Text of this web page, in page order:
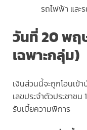
รถไฟฟ้า และ
วันที่ 20 พฤ
เฉพาะกลุ่ม)
เงินส่วนนี้จะถูกโอนเ
เลขประจำตัวประชาช
รับเบี้ยความพิการ